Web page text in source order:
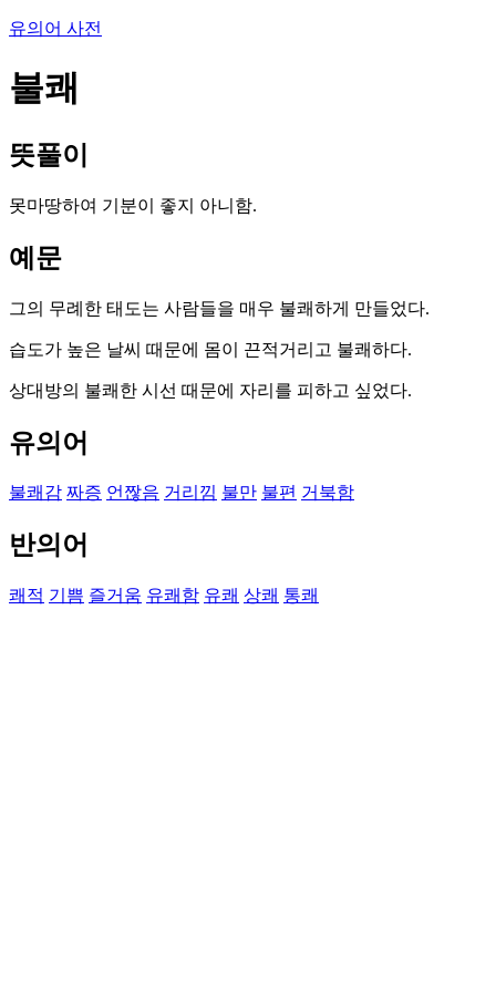
유의어 사전
불쾌
뜻풀이
못마땅하여 기분이 좋지 아니함.
예문
그의 무례한 태도는 사람들을 매우 불쾌하게 만들었다.
습도가 높은 날씨 때문에 몸이 끈적거리고 불쾌하다.
상대방의 불쾌한 시선 때문에 자리를 피하고 싶었다.
유의어
불쾌감 짜증 언짢음 거리낌 불만 불편 거북함
반의어
쾌적 기쁨 즐거움 유쾌함 유쾌 상쾌 통쾌